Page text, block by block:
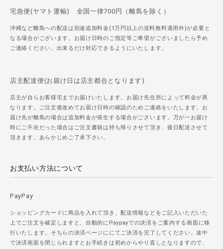
宅急便(ヤマト運輸) 全国一律700円（離島を除く）
沖縄など離島への配送は別途追加料金(1万円以上の送料無料適用外)が必要と
なる場合がございます。お届け日時のご指定等ご希望がございましたら予め
ご連絡ください。出来るだけ対応できるようにいたします。
店主配達便(お届け日は店主都合となります)
店主が自らお客様宅までお届けいたします。お届け先住所によって料金が異
なります。ご注文後改めてお届け日時の確認のためご連絡をいたします。お
届け先が離島の場合は追加料金が発生する場合がございます。万が一お届け
時にご不在だった場合はご注文書籍は持ち帰りさせて頂き、後日配送させて
頂きます。あらかじめご了承下さい。
お支払い方法について
PayPay
ショッピングカードに商品を入れて頂き、配送情報などをご記入いただいた
上でご注文を確定しますと、自動的にPaypayでの決済をご案内する画面に移
行いたします。そちらの決済ページににてご決済を完了してください。途中
で決済画面を閉じられますとお手続きは初めからやり直しとなりますので、